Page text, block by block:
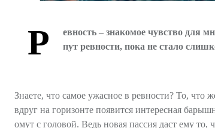
Р
евность – знакомое чувство для
пут ревности, пока не стало
Знаете, что самое ужасное в ревности? То,
вдруг на горизонте появится интересная
омут с головой. Ведь новая пассия даст ему